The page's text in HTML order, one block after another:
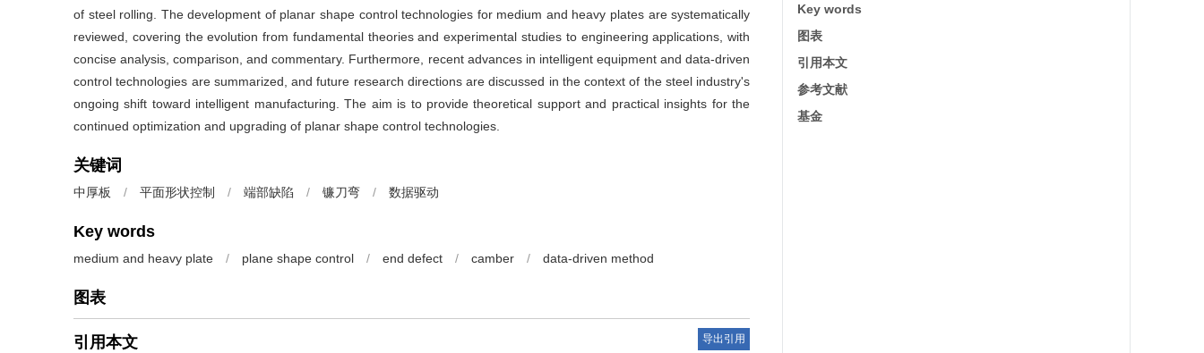
of steel rolling. The development of planar shape control technologies for medium and heavy plates are systematically
reviewed, covering the evolution from fundamental theories and experimental studies to engineering applications, with
concise analysis, comparison, and commentary. Furthermore, recent advances in intelligent equipment and data-driven
control technologies are summarized, and future research directions are discussed in the context of the steel industry's
ongoing shift toward intelligent manufacturing. The aim is to provide theoretical support and practical insights for the
continued optimization and upgrading of planar shape control technologies.
关键词
中厚板 / 平面形状控制 / 端部缺陷 / 镰刀弯 / 数据驱动
Key words
medium and heavy plate / plane shape control / end defect / camber / data-driven method
图表
引用本文 导出引用
Key words
图表
引用本文
参考文献
基金